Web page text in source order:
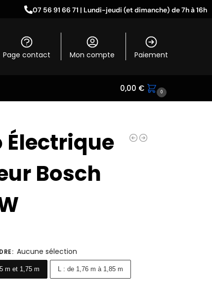
07 56 91 66 71 | Lundi-jeudi (et dimanche) de 7h à 16h
Page contact Mon compte Paiement
0,00 € 0
Électrique
Bosch
: Aucune sélection
m et 1,75 m L : de 1,76 m à 1,85 m